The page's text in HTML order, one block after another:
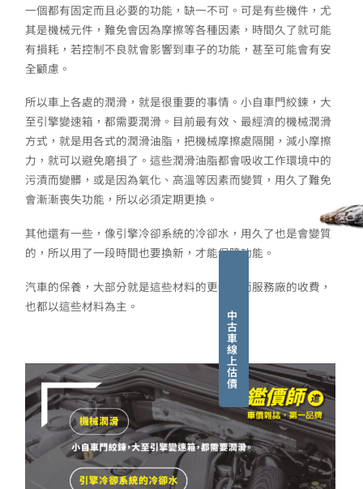
中
古
車
線
上
估
價
一個都有固定而且必要的功能，缺一不可。可是有些機件，尤
其是機械元件，難免會因為摩擦等各種因素，時間久了就可能
有損耗，若控制不良就會影響到車子的功能，甚至可能會有安
全顧慮。
所以車上各處的潤滑，就是很重要的事情。小自車門絞鍊，大
至引擎變速箱，都需要潤滑。目前最有效、最經濟的機械潤滑
方式，就是用各式的潤滑油脂，把機械摩擦處隔開，減小摩擦
力，就可以避免磨損了。這些潤滑油脂都會吸收工作環境中的
污漬而變髒，或是因為氧化、高溫等因素而變質，用久了難免
會漸漸喪失功能，所以必須定期更換。
其他還有一些，像引擎冷卻系統的冷卻水，用久了也是會變質
的，所以用了一段時間也要換新，才能保障功能。
汽車的保養，大部分就是這些材料的更新。而服務廠的收費，
也都以這些材料為主。